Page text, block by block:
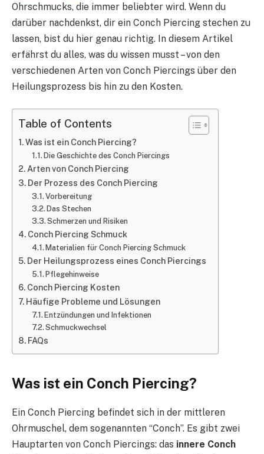
Ohrschmucks, die immer beliebter wird. Wenn du
darüber nachdenkst, dir ein Conch Piercing stechen zu
lassen, bist du hier genau richtig. In diesem Artikel
erfährst du alles, was du wissen musst – von den
verschiedenen Arten von Conch Piercings über den
Heilungsprozess bis hin zu den Kosten.
Table of Contents
Was ist ein Conch Piercing?
Die Geschichte des Conch Piercings
Arten von Conch Piercing
Der Prozess des Conch Piercing
Vorbereitung
Das Stechen
Schmerzen und Risiken
Conch Piercing Schmuck
Materialien für Conch Piercing Schmuck
Der Heilungsprozess eines Conch Piercings
Pflegehinweise
Conch Piercing Kosten
Häufige Probleme und Lösungen
Entzündungen und Infektionen
Schmuckwechsel
FAQs
Was ist ein Conch Piercing?
Ein Conch Piercing befindet sich in der mittleren
Ohrmuschel, dem sogenannten “Conch”. Es gibt zwei
Hauptarten von Conch Piercings: das innere Conch